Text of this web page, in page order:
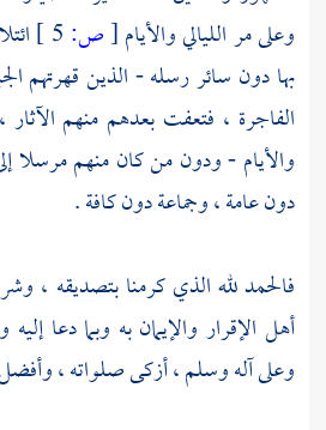
وعلى مر الليالي والأيام[ص:
بها دون سائر رسله - الذين قهرتهم
الفاجرة ، فتعفت بعدهم منهم الآثار
والأيام - ودون من كان منهم مرسلا
دون عامة ، وجماعة دون كافة .
فالحمد لله الذي كرمنا بتصديقه ،
أهل الإقرار والإيمان به وبما دعا
وعلى آله وسلم ، أزكى صلواته ،